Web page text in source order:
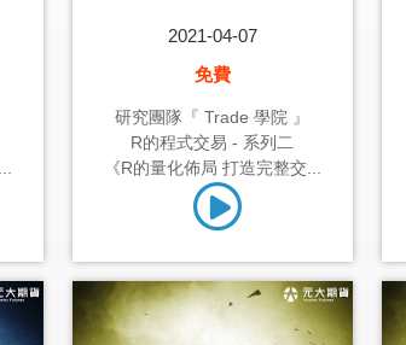
2021-04-07
免費
研究團隊『 Trade 學院 』
R的程式交易 - 系列二
《R的量化佈局 打造完整交...